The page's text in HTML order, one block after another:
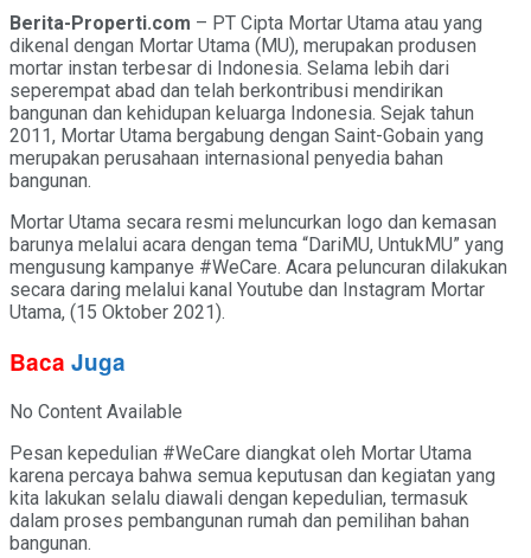
Berita-Properti.com – PT Cipta Mortar Utama atau yang
dikenal dengan Mortar Utama (MU), merupakan produsen
mortar instan terbesar di Indonesia. Selama lebih dari
seperempat abad dan telah berkontribusi mendirikan
bangunan dan kehidupan keluarga Indonesia. Sejak tahun
2011, Mortar Utama bergabung dengan Saint-Gobain yang
merupakan perusahaan internasional penyedia bahan
bangunan.
Mortar Utama secara resmi meluncurkan logo dan kemasan
barunya melalui acara dengan tema “DariMU, UntukMU” yang
mengusung kampanye #WeCare. Acara peluncuran dilakukan
secara daring melalui kanal Youtube dan Instagram Mortar
Utama, (15 Oktober 2021).
Baca Juga
No Content Available
Pesan kepedulian #WeCare diangkat oleh Mortar Utama
karena percaya bahwa semua keputusan dan kegiatan yang
kita lakukan selalu diawali dengan kepedulian, termasuk
dalam proses pembangunan rumah dan pemilihan bahan
bangunan.